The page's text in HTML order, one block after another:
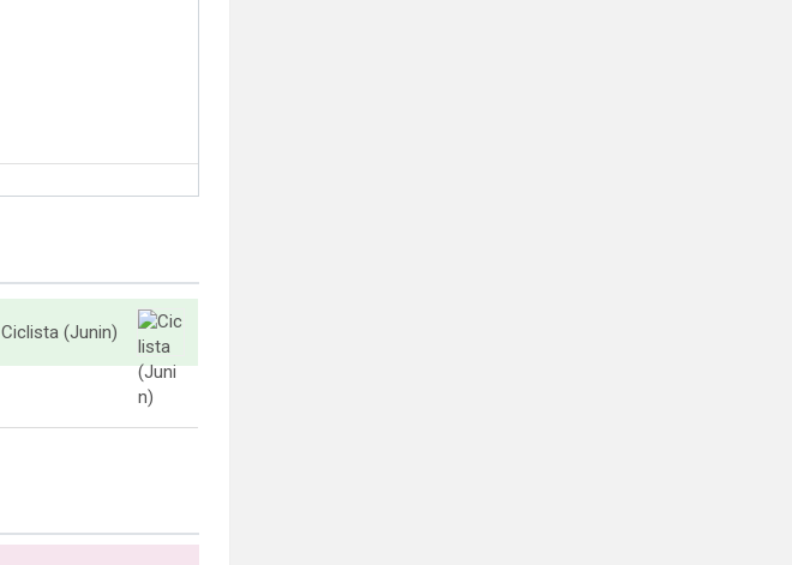
Ciclista (Junin)